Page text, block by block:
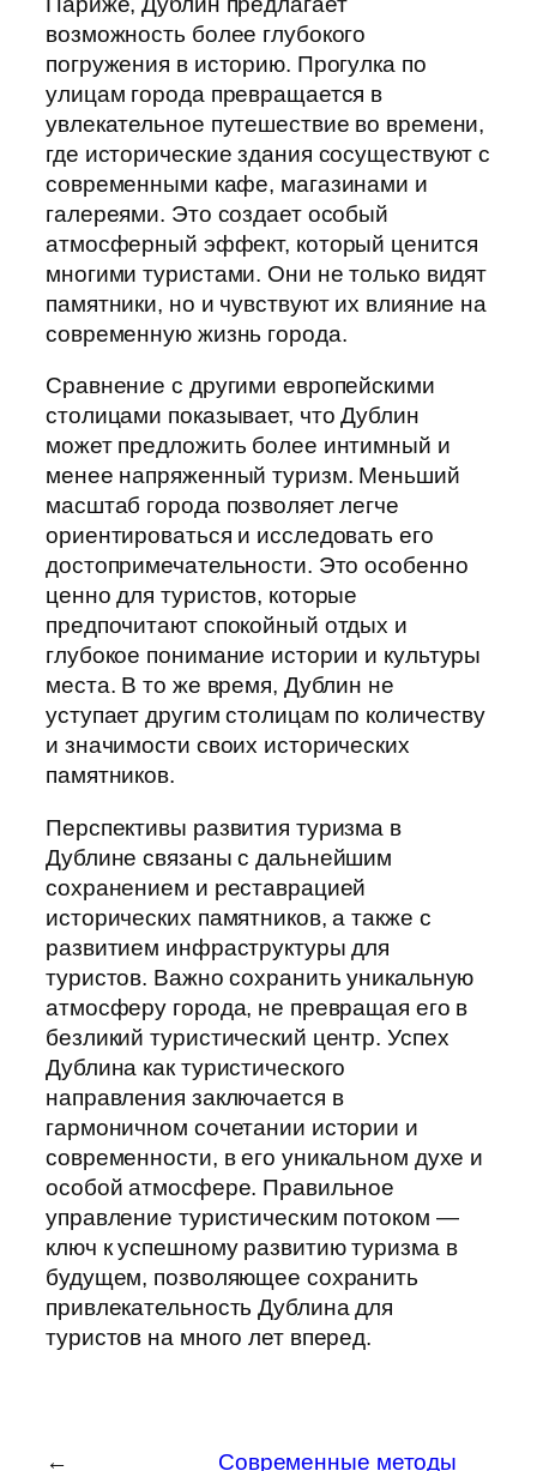
возможность более глубокого
погружения в историю. Прогулка по
улицам города превращается в
увлекательное путешествие во времени,
где исторические здания сосуществуют с
современными кафе, магазинами и
галереями. Это создает особый
атмосферный эффект, который ценится
многими туристами. Они не только видят
памятники, но и чувствуют их влияние на
современную жизнь города.
Сравнение с другими европейскими
столицами показывает, что Дублин
может предложить более интимный и
менее напряженный туризм. Меньший
масштаб города позволяет легче
ориентироваться и исследовать его
достопримечательности. Это особенно
ценно для туристов, которые
предпочитают спокойный отдых и
глубокое понимание истории и культуры
места. В то же время, Дублин не
уступает другим столицам по количеству
и значимости своих исторических
памятников.
Перспективы развития туризма в
Дублине связаны с дальнейшим
сохранением и реставрацией
исторических памятников, а также с
развитием инфраструктуры для
туристов. Важно сохранить уникальную
атмосферу города, не превращая его в
безликий туристический центр. Успех
Дублина как туристического
направления заключается в
гармоничном сочетании истории и
современности, в его уникальном духе и
особой атмосфере. Правильное
управление туристическим потоком —
ключ к успешному развитию туризма в
будущем, позволяющее сохранить
привлекательность Дублина для
туристов на много лет вперед.
← Современные методы